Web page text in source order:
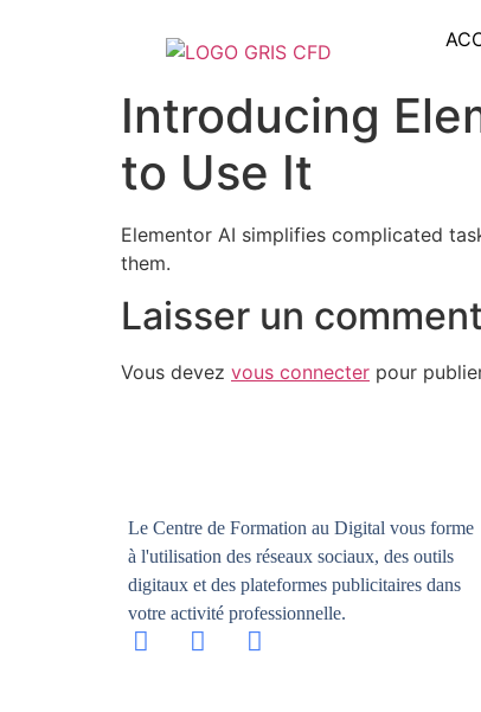
Introducing
to Use It
Elementor AI simplifies complicated
them.
Laisser un
Vous devez vous connecter pour
Le Centre de Formation au Digital vous forme
à l'utilisation des réseaux sociaux, des outils
digitaux et des plateformes publicitaires dans
votre activité professionnelle.